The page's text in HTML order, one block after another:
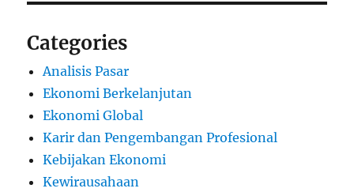
Categories
Analisis Pasar
Ekonomi Berkelanjutan
Ekonomi Global
Karir dan Pengembangan Profesional
Kebijakan Ekonomi
Kewirausahaan